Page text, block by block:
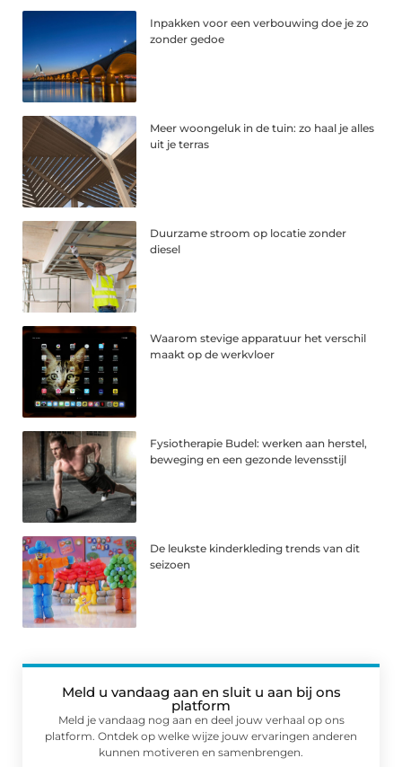
Inpakken voor een verbouwing doe je zo
zonder gedoe
Meer woongeluk in de tuin: zo haal je alles
uit je terras
Duurzame stroom op locatie zonder
diesel
Waarom stevige apparatuur het verschil
maakt op de werkvloer
Fysiotherapie Budel: werken aan herstel,
beweging en een gezonde levensstijl
De leukste kinderkleding trends van dit
seizoen
Meld u vandaag aan en sluit u aan bij ons
platform
Meld je vandaag nog aan en deel jouw verhaal op ons
platform. Ontdek op welke wijze jouw ervaringen anderen
kunnen motiveren en samenbrengen.